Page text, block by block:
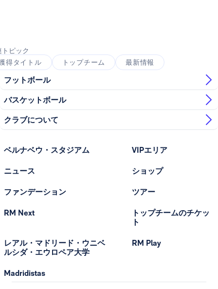
トピック
得タイトル
トップチーム 最新情報
フットボール
バスケットボール
クラブについて
ベルナベウ・スタジアム
ニュース
ファンデーション
RM Next
レアル・マドリード・ウニベ
ルシダ・エウロペア大学
Madridistas
VIPエリア
ショップ
ツアー
トップチームのチケッ
ト
RM Play